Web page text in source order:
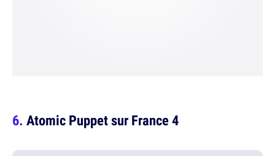
Atomic Puppet sur France 4